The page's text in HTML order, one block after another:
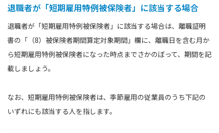
退職者が「短期雇用特例被保険者」に該当する場合
退職者が「短期雇用特例被保険者」に該当する場合は、離職証明
書の「（8）被保険者期間算定対象期間」欄に、離職日を含む月か
ら短期雇用特例被保険者になった時点までさかのぼって、期間を記
載しましょう。
なお、短期雇用特例被保険者は、季節雇用の従業員のうち下記の
いずれにも該当する人を指します。